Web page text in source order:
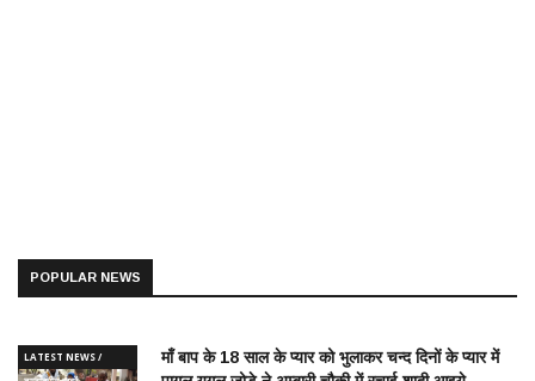
POPULAR NEWS
LATEST NEWS /
माँ बाप के 18 साल के प्यार को भुलाकर चन्द दिनों के प्यार में